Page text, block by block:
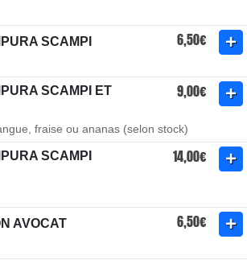
SCAMPI 6,50€
SCAMPI ET
9,00€
fraise ou ananas (selon stock)
SCAMPI
14,00€
AVOCAT 6,50€